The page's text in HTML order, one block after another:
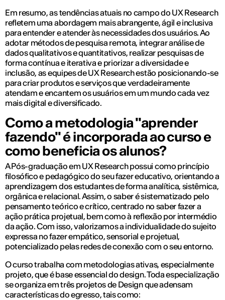
Em resumo, as tendências atuais no campo do UX Research
refletem uma abordagem mais abrangente, ágil e inclusiva
para entender e atender às necessidades dos usuários. Ao
adotar métodos de pesquisa remota, integrar análise de
dados qualitativos e quantitativos, realizar pesquisas de
forma contínua e iterativa e priorizar a diversidade e
inclusão, as equipes de UX Research estão posicionando-se
para criar produtos e serviços que verdadeiramente
atendam e encantem os usuários em um mundo cada vez
mais digital e diversificado.
Como a metodologia "aprender
fazendo" é incorporada ao curso e
como beneficia os alunos?
A Pós-graduação em UX Research possui como princípio
filosófico e pedagógico do seu fazer educativo, orientando a
aprendizagem dos estudantes de forma analítica, sistêmica,
orgânica e relacional. Assim, o saber é sistematizado pelo
pensamento teórico e crítico, centrado no saber fazer a
ação prática projetual, bem como à reflexão por intermédio
da ação. Com isso, valorizamos a individualidade do sujeito
expressa no fazer empático, sensorial e projetual,
potencializado pelas redes de conexão com o seu entorno.
O curso trabalha com metodologias ativas, especialmente
projeto, que é base essencial do design. Toda especialização
se organiza em três projetos de Design que adensam
características do egresso, tais como: